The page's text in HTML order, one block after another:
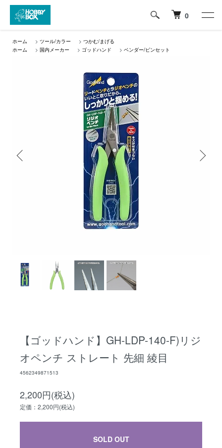
0
ホーム > ツール/カラー > つかむ/まげる
ホーム
> 国内メーカー > ゴッドハンド > ベンダー/ピンセット
【ゴッドハンド】GH-LDP-140-F)リジ
オペンチ ストレート 先細 綾目
4562349871513
2,200円(税込)
定価：2,200円(税込)
SOLD OUT